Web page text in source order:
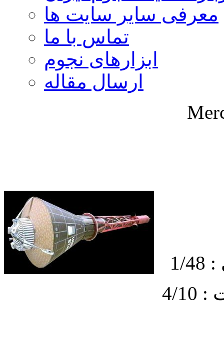
معرفی سایر سایت ها
تماس با ما
ابزارهای نجوم
ارسال مقاله